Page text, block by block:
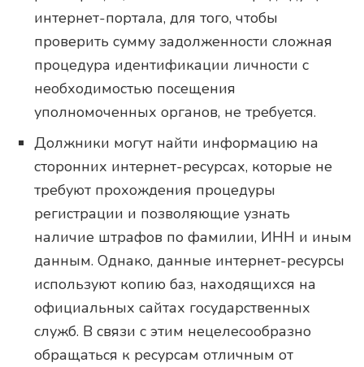
интернет-портала, для того, чтобы
проверить сумму задолженности сложная
процедура идентификации личности с
необходимостью посещения
уполномоченных органов, не требуется.
Должники могут найти информацию на
сторонних интернет-ресурсах, которые не
требуют прохождения процедуры
регистрации и позволяющие узнать
наличие штрафов по фамилии, ИНН и иным
данным. Однако, данные интернет-ресурсы
используют копию баз, находящихся на
официальных сайтах государственных
служб. В связи с этим нецелесообразно
обращаться к ресурсам отличным от